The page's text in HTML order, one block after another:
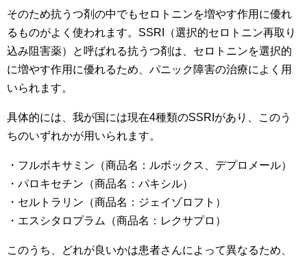
そのため抗うつ剤の中でもセロトニンを増やす作用に優れ
るものがよく使われます。SSRI（選択的セロトニン再取り
込み阻害薬）と呼ばれる抗うつ剤は、セロトニンを選択的
に増やす作用に優れるため、パニック障害の治療によく用
いられます。
具体的には、我が国には現在4種類のSSRIがあり、このう
ちのいずれかが用いられます。
・フルボキサミン（商品名：ルボックス、デプロメール）
・パロキセチン（商品名：パキシル）
・セルトラリン（商品名：ジェイゾロフト）
・エスシタロプラム（商品名：レクサプロ）
このうち、どれが良いかは患者さんによって異なるため、